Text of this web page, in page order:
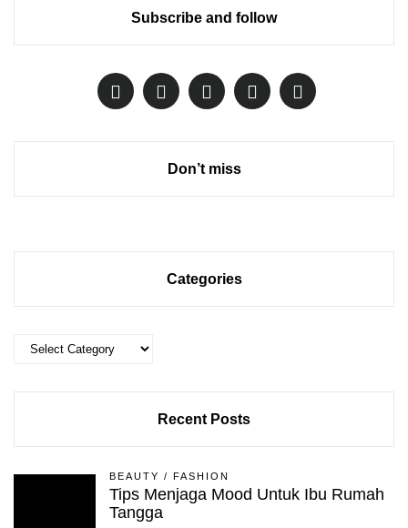
Subscribe and follow
Don’t miss
Categories
Categories
Recent Posts
BEAUTY / FASHION
Tips Menjaga Mood Untuk Ibu Rumah
Tangga